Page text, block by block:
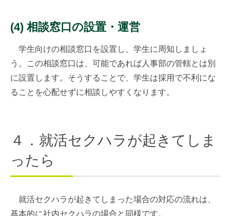
(4) 相談窓口の設置・運営
学生向けの相談窓口を設置し、学生に周知しましょ
う。この相談窓口は、可能であれば人事部の管轄とは別
に設置します。そうすることで、学生は採用で不利にな
ることを心配せずに相談しやすくなります。
４．就活セクハラが起きてしま
ったら
就活セクハラが起きてしまった場合の対応の流れは、
基本的に社内セクハラの場合と同様です。